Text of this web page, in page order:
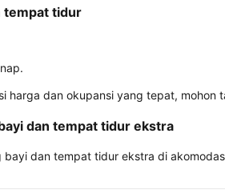
tempat tidur
harga dan okupansi yang tepat,
dan tempat tidur ekstra
bayi dan tempat tidur ekstra di